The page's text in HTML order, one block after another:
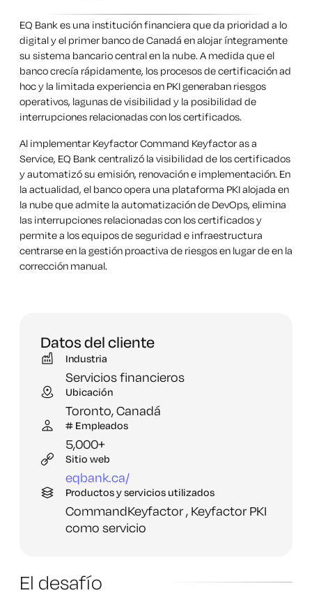
EQ Bank es una institución financiera que da prioridad a lo
digital y el primer banco de Canadá en alojar íntegramente
su sistema bancario central en la nube. A medida que el
banco crecía rápidamente, los procesos de certificación ad
hoc y la limitada experiencia en PKI generaban riesgos
operativos, lagunas de visibilidad y la posibilidad de
interrupciones relacionadas con los certificados.
Al implementar Keyfactor Command Keyfactor as a
Service, EQ Bank centralizó la visibilidad de los certificados
y automatizó su emisión, renovación e implementación. En
la actualidad, el banco opera una plataforma PKI alojada en
la nube que admite la automatización de DevOps, elimina
las interrupciones relacionadas con los certificados y
permite a los equipos de seguridad e infraestructura
centrarse en la gestión proactiva de riesgos en lugar de en la
corrección manual.
El desafío
Datos del cliente
Industria
Servicios financieros
Ubicación
Toronto,Canadá
# Empleados
5,000+
Sitio web
eqbank.ca/
Productos y servicios utilizados
CommandKeyfactor , Keyfactor PKI
como servicio